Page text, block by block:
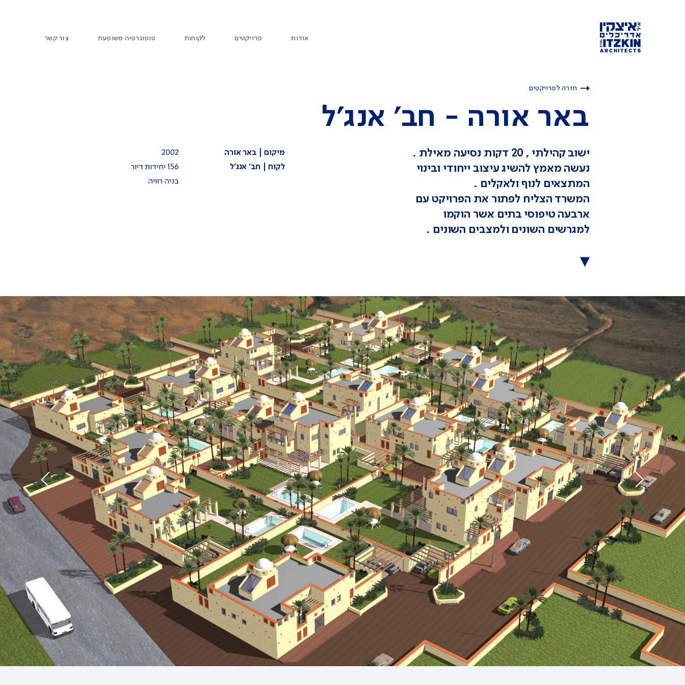
אודות פרויקטים לקוחות טופוגרפיה משופעת צור קשר
חזרה לפרויקטים
באר אורה - חב' אנג'ל
ישוב קהילתי , 20 דקות נסיעה מאילת .
נעשה מאמץ להשיג עיצוב ייחודי ובינוי
המתצאים לנוף ולאקלים .
המשרד הצליח לפתור את הפרויקט עם
ארבעה טיפוסי בתים אשר הוקמו
למגרשים השונים ולמצבים השונים .
מיקום | באר אורה
לקוח | חב' אנג'ל
2002
156 יחידות דיור
בניה רוויה